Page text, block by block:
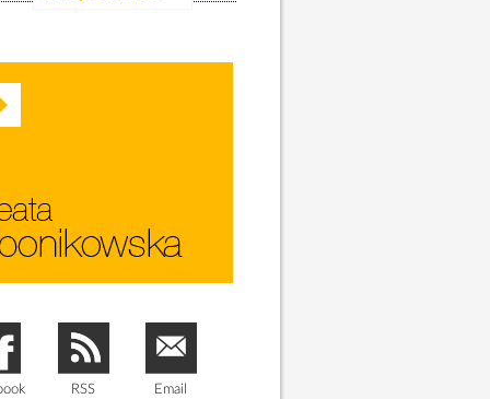
RSS Email